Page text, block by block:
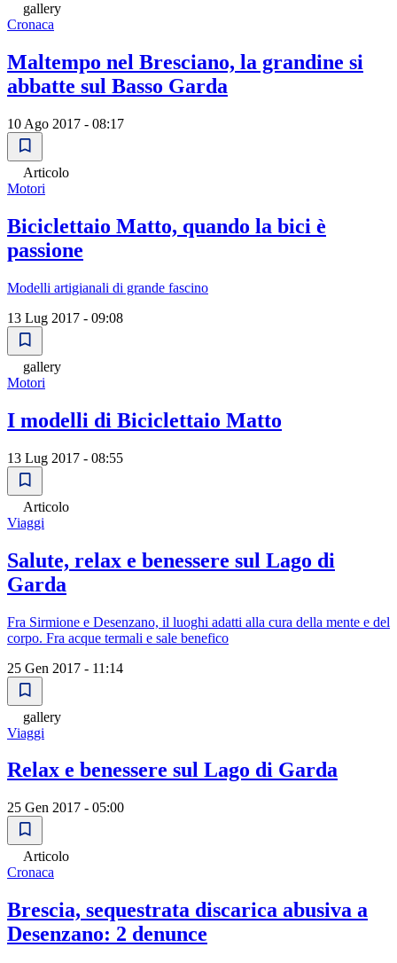
gallery
Cronaca
Maltempo nel Bresciano, la grandine si
abbatte sul Basso Garda
10 Ago 2017 - 08:17
Articolo
Motori
Biciclettaio Matto, quando la bici è
passione
Modelli artigianali di grande fascino
13 Lug 2017 - 09:08
gallery
Motori
I modelli di Biciclettaio Matto
13 Lug 2017 - 08:55
Articolo
Viaggi
Salute, relax e benessere sul Lago di
Garda
Fra Sirmione e Desenzano, il luoghi adatti alla cura della mente e del
corpo. Fra acque termali e sale benefico
25 Gen 2017 - 11:14
gallery
Viaggi
Relax e benessere sul Lago di Garda
25 Gen 2017 - 05:00
Articolo
Cronaca
Brescia, sequestrata discarica abusiva a
Desenzano: 2 denunce